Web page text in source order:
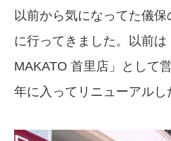
以前から気になってた儀保
に行ってきました。以前は
MAKATO 首里店」として
年に入ってリニューアルし